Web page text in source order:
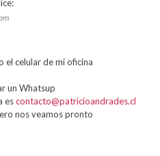
el celular de mi oficina
un Whatsup
escontacto@patricioandrades.cl
nos veamos pronto